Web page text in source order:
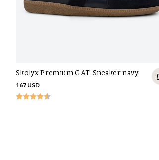
Skolyx Premium GAT-Sneaker navy
167 USD